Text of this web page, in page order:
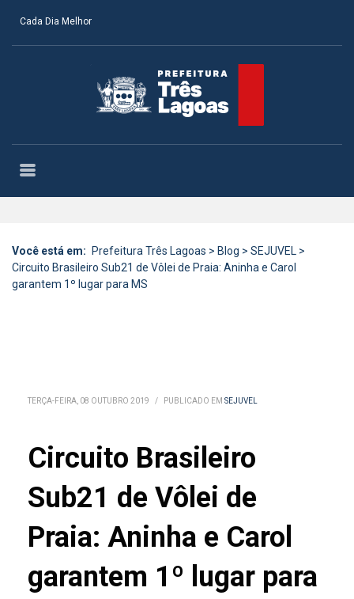
Cada Dia Melhor
Você está em: Prefeitura Três Lagoas > Blog > SEJUVEL >
Circuito Brasileiro Sub21 de Vôlei de Praia: Aninha e Carol
garantem 1º lugar para MS
TERÇA-FEIRA, 08 OUTUBRO 2019 / PUBLICADO EM SEJUVEL
Circuito Brasileiro
Sub21 de Vôlei de
Praia: Aninha e Carol
garantem 1º lugar para